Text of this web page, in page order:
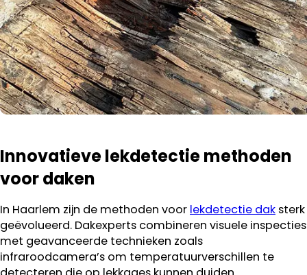
Innovatieve lekdetectie methoden
voor daken
In Haarlem zijn de methoden voor lekdetectie dak sterk
geëvolueerd. Dakexperts combineren visuele inspecties
met geavanceerde technieken zoals
infraroodcamera’s om temperatuurverschillen te